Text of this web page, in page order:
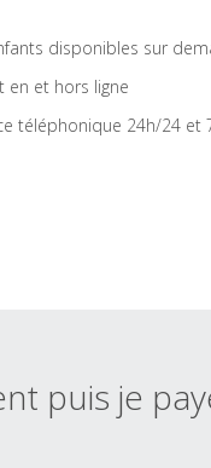
disponibles sur
en et hors ligne
téléphonique 24h/24 et
puis je